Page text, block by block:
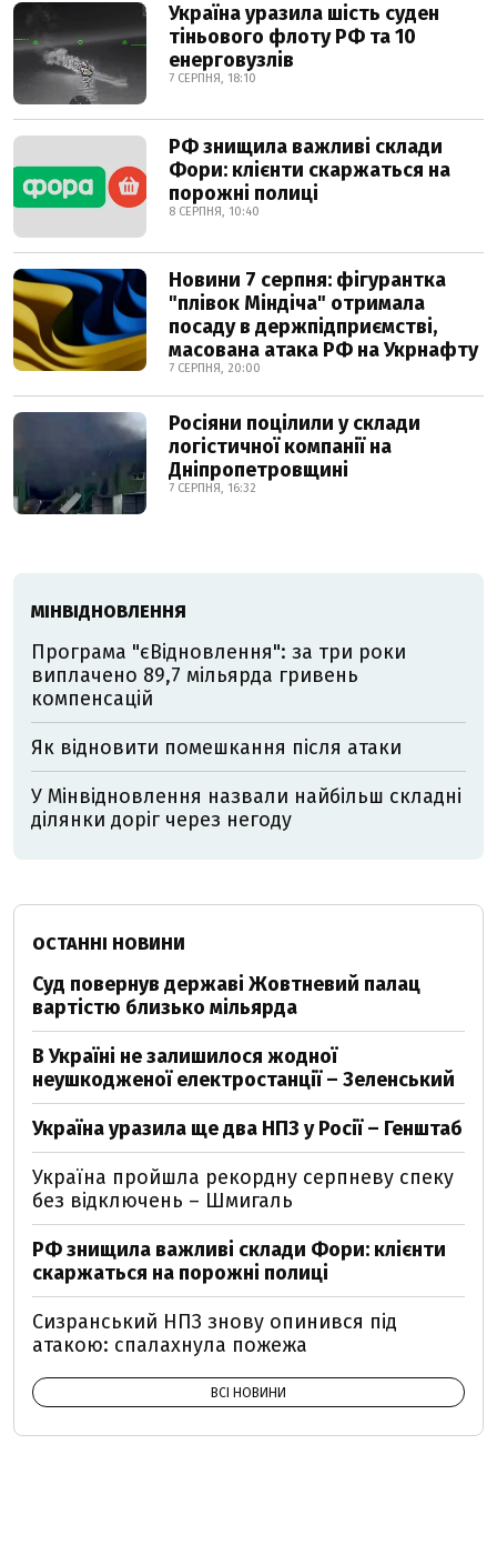
Україна уразила шість суден
тіньового флоту РФ та 10
енерговузлів
7 СЕРПНЯ, 18:10
РФ знищила важливі склади
Фори: клієнти скаржаться на
порожні полиці
8 СЕРПНЯ, 10:40
Новини 7 серпня: фігурантка
"плівок Міндіча" отримала
посаду в держпідприємстві,
масована атака РФ на Укрнафту
7 СЕРПНЯ, 20:00
Росіяни поцілили у склади
логістичної компанії на
Дніпропетровщині
7 СЕРПНЯ, 16:32
МІНВІДНОВЛЕННЯ
Програма "єВідновлення": за три роки
виплачено 89,7 мільярда гривень
компенсацій
Як відновити помешкання після атаки
У Мінвідновлення назвали найбільш складні
ділянки доріг через негоду
ОСТАННІ НОВИНИ
Суд повернув державі Жовтневий палац
вартістю близько мільярда
В Україні не залишилося жодної
неушкодженої електростанції – Зеленський
Україна уразила ще два НПЗ у Росії – Генштаб
Україна пройшла рекордну серпневу спеку
без відключень – Шмигаль
РФ знищила важливі склади Фори: клієнти
скаржаться на порожні полиці
Сизранський НПЗ знову опинився під
атакою: спалахнула пожежа
ВСІ НОВИНИ